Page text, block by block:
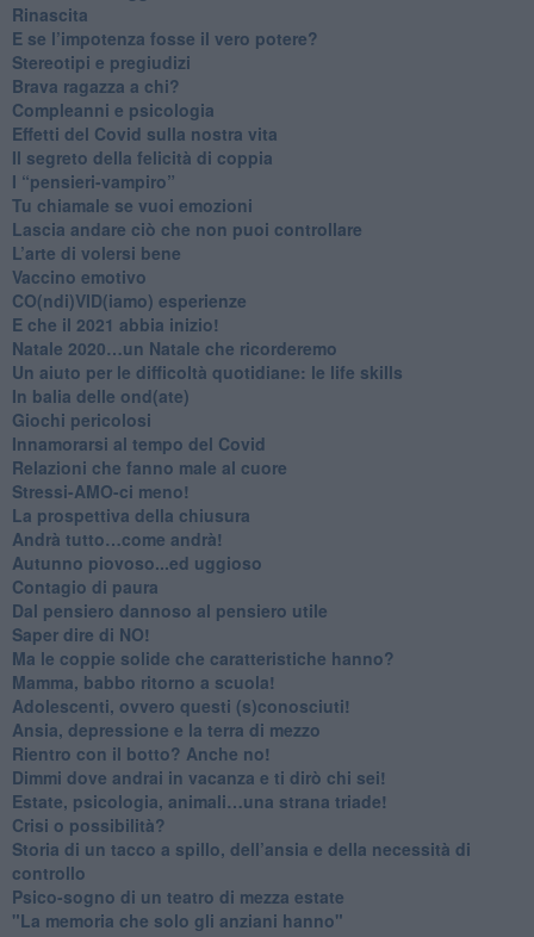
Rinascita
​E se l’impotenza fosse il vero potere?
Stereotipi e pregiudizi
​Brava ragazza a chi?
​Compleanni e psicologia
Effetti del Covid sulla nostra vita
Il segreto della felicità di coppia
​I “pensieri-vampiro”
​Tu chiamale se vuoi emozioni
​Lascia andare ciò che non puoi controllare
L’arte di volersi bene
​Vaccino emotivo
CO(ndi)VID(iamo) esperienze
​E che il 2021 abbia inizio!
​Natale 2020…un Natale che ricorderemo
Un aiuto per le difficoltà quotidiane: le life skills
​In balia delle ond(ate)
Giochi pericolosi
Innamorarsi al tempo del Covid
​Relazioni che fanno male al cuore
​Stressi-AMO-ci meno!
​La prospettiva della chiusura
​Andrà tutto…come andrà!
Autunno piovoso...ed uggioso
​Contagio di paura
​Dal pensiero dannoso al pensiero utile
​Saper dire di NO!
​Ma le coppie solide che caratteristiche hanno?
​Mamma, babbo ritorno a scuola!
Adolescenti, ovvero questi (s)conosciuti!
Ansia, depressione e la terra di mezzo
​Rientro con il botto? Anche no!
Dimmi dove andrai in vacanza e ti dirò chi sei!
​Estate, psicologia, animali…una strana triade!
​Crisi o possibilità?
​Storia di un tacco a spillo, dell’ansia e della necessità di
controllo
​Psico-sogno di un teatro di mezza estate
"La memoria che solo gli anziani hanno"